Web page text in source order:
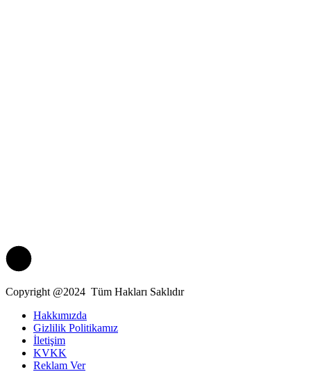
Copyright @2024 Tüm Hakları Saklıdır
Hakkımızda
Gizlilik Politikamız
İletişim
KVKK
Reklam Ver